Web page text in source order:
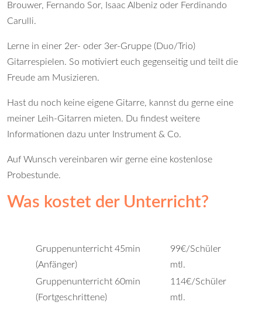
Brouwer, Fernando Sor, Isaac Albeniz oder Ferdinando
Carulli.
Lerne in einer 2er- oder 3er-Gruppe (Duo/Trio)
Gitarrespielen. So motiviert euch gegenseitig und teilt die
Freude am Musizieren.
Hast du noch keine eigene Gitarre, kannst du gerne eine
meiner Leih-Gitarren mieten. Du findest weitere
Informationen dazu unter Instrument & Co.
Auf Wunsch vereinbaren wir gerne eine kostenlose
Probestunde.
Was kostet der Unterricht?
Gruppenunterricht 45min
(Anfänger)
99€/Schüler
mtl.
Gruppenunterricht 60min
(Fortgeschrittene)
114€/Schüler
mtl.